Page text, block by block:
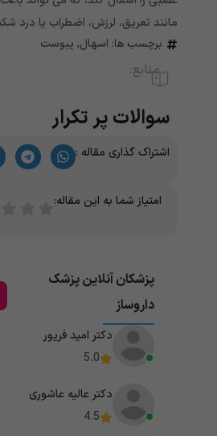
مانند تعریق، لرزش، اضطراب یا درد
برچسب ها: اسهال, یبوست
منابع:
سوالات پر تکرار
اشتراک گذاری مقاله :
امتیاز شما به این مقاله:
پزشکان آنلاین پزشک
داروساز
دکتر امید فریور
5.0
دکتر عالیه عاشوری
4.5